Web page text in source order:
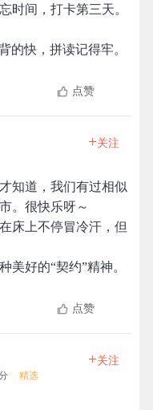
时间，打卡第三天。
的快，拼读记得牢。
点赞
+关注
知道，我们有过相似
。很快乐呀～
床上不停冒冷汗，但
美好的“契约”精神。
点赞
精选
+关注